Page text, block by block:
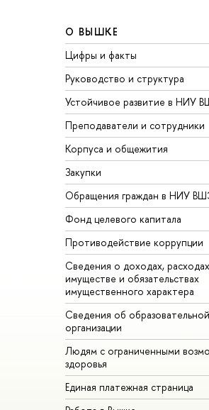
О ВЫШКЕ
Цифры и факты
Руководство и структура
Устойчивое развитие в НИУ
Преподаватели и сотрудники
Корпуса и общежития
Закупки
Обращения граждан в НИУ
Фонд целевого капитала
Противодействие коррупции
Сведения о доходах,
имуществе и обязательствах
имущественного характера
Сведения об образовательной
организации
Людям с ограниченными
здоровья
Единая платежная страница